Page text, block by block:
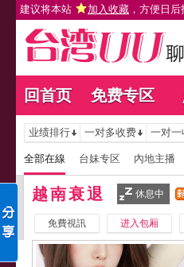
建议将本站 加入收藏 ，方便日
回首页 免费专区
业绩排行 一对多收费 一对一
全部在線 台妹专区 內地主播
越南衰退 休息中
免費視訊 进入包厢